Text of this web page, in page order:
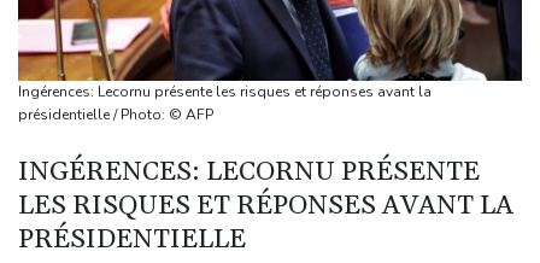
Damas
Taïwan bloque un pont stratégique lors de la simulation d'une
invasion par la Chine
A Ceuta, les enfants migrants risquent d'être victimes de
maltraitance et d'exploitation, avertissent des ONG
Foot: le Paris SG officialise l'arrivée de Maghnès Akliouche en
provenance de Monaco
Foot: Rodri a donné son accord au FC Barcelone pour négocier
Ingérences: Lecornu présente les risques et réponses avant la
présidentielle / Photo: © AFP
INGÉRENCES: LECORNU PRÉSENTE
LES RISQUES ET RÉPONSES AVANT LA
PRÉSIDENTIELLE